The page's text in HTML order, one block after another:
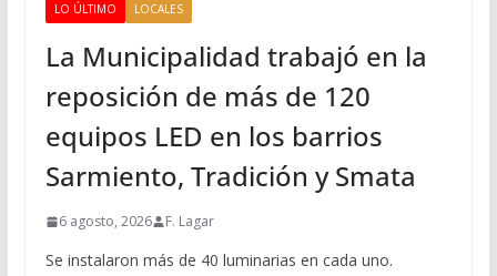
LO ÚLTIMO LOCALES
La Municipalidad trabajó en la
reposición de más de 120
equipos LED en los barrios
Sarmiento, Tradición y Smata
6 agosto, 2026 F. Lagar
Se instalaron más de 40 luminarias en cada uno.